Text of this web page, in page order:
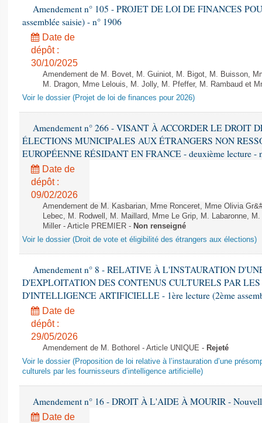
Questions écrites et orales
Comptes rendus des débats
Amendement n° 105 - PROJET DE LOI DE FINANCES
assemblée saisie) - n° 1906
Date de
dépôt :
30/10/2025
Amendement de M. Bovet, M. Guiniot, M. Bigot, M. Buisson,
M. Dragon, Mme Lelouis, M. Jolly, M. Pfeffer, M. Rambaud et
Voir le dossier (Projet de loi de finances pour 2026)
Amendement n° 266 - VISANT À ACCORDER LE DROIT
ÉLECTIONS MUNICIPALES AUX ÉTRANGERS NON
EUROPÉENNE RÉSIDANT EN FRANCE - deuxième lecture -
Date de
dépôt :
09/02/2026
Amendement de M. Kasbarian, Mme Ronceret, Mme Olivia
Lebec, M. Rodwell, M. Maillard, Mme Le Grip, M. Labaronne,
Miller - Article PREMIER - Non renseigné
Voir le dossier (Droit de vote et éligibilité des étrangers aux élections)
Amendement n° 8 - RELATIVE À L'INSTAURATION
D'EXPLOITATION DES CONTENUS CULTURELS PAR LES
D'INTELLIGENCE ARTIFICIELLE - 1ère lecture (2ème
Date de
dépôt :
29/05/2026
Amendement de M. Bothorel - Article UNIQUE - Rejeté
Voir le dossier (Proposition de loi relative à l’instauration d’une
culturels par les fournisseurs d’intelligence artificielle)
Amendement n° 16 - DROIT À L'AIDE À MOURIR -
Date de